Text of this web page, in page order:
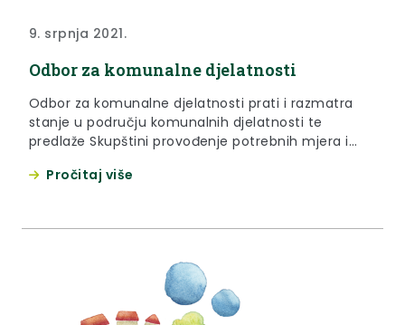
9. srpnja 2021.
Odbor za komunalne djelatnosti
Odbor za komunalne djelatnosti prati i razmatra
stanje u području komunalnih djelatnosti te
predlaže Skupštini provođenje potrebnih mjera i
Pročitaj više